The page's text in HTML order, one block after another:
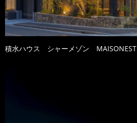
積水ハウス シャーメゾン MAISONEST